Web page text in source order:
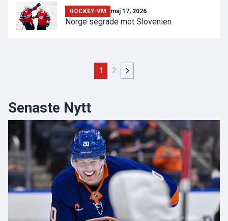
HOCKEY-VM maj 17, 2026
Norge segrade mot Slovenien
1 2
Senaste Nytt